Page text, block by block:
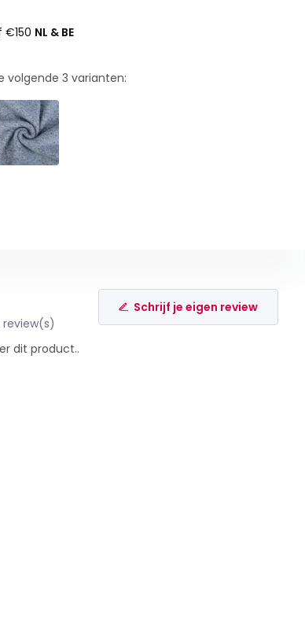
€150 NL & BE
volgende3 varianten:
Schrijf je eigen review
dit product..